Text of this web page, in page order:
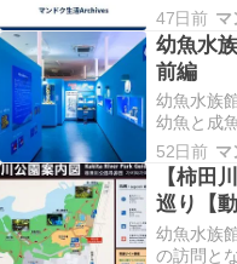
に注目し
ておく作
たり、時
と時間帯
47日前
幼魚水
前編
幼魚水族
幼魚と成
水槽8ヶ
展示され
頂ともい
円柱水槽
52日前
【柿田
巡り【動
幼魚水族
の訪問と